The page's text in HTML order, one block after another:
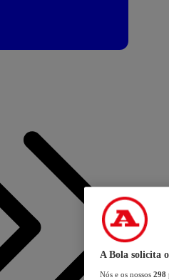
A Bola solicita
Nós e os nossos 298